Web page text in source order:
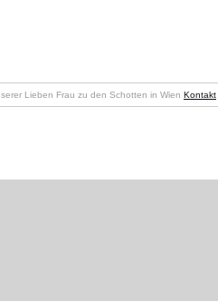
Lieben Frau zu den Schotten in Wien Kontakt